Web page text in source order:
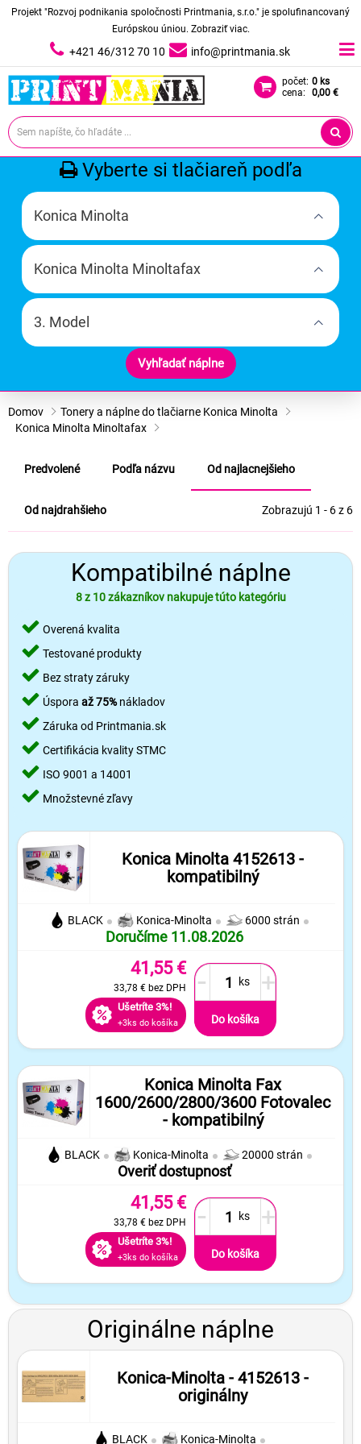
Projekt "Rozvoj podnikania spoločnosti Printmania, s.r.o." je spolufinancovaný
Európskou úniou. Zobraziť viac.
+421 46/312 70 10 info@printmania.sk
počet: 0 ks
cena:
0,00 €
Vyberte si tlačiareň podľa
Konica Minolta
Konica Minolta Minoltafax
3. Model
Vyhľadať náplne
Domov
Tonery a náplne do tlačiarne Konica Minolta
Konica Minolta Minoltafax
Predvolené Podľa názvu Od najlacnejšieho
Od najdrahšieho Zobrazujú 1 - 6 z 6
Kompatibilné náplne
8 z 10 zákazníkov nakupuje túto kategóriu
Overená kvalita
Testované produkty
Bez straty záruky
Úspora až 75%nákladov
Záruka od Printmania.sk
Certifikácia kvality STMC
ISO 9001 a 14001
Množstevné zľavy
Konica Minolta 4152613 -
kompatibilný
BLACK Konica-Minolta 6000 strán
Doručíme 11.08.2026
41,55 €
33,78 €bez DPH
Ušetríte 3%!
+3ks do košíka
- +
Do košíka
Konica Minolta Fax
1600/2600/2800/3600 Fotovalec
- kompatibilný
BLACK Konica-Minolta 20000 strán
Overiť dostupnosť
41,55 €
33,78 €bez DPH
Ušetríte 3%!
+3ks do košíka
- +
Do košíka
Originálne náplne
Konica-Minolta - 4152613 -
originálny
BLACK Konica-Minolta